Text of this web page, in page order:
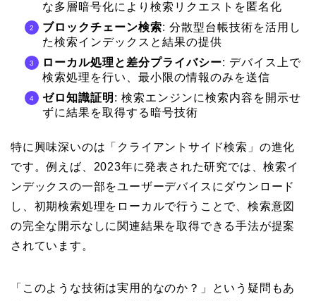
な多層暗号化により検索リクエストを匿名化
ブロックチェーン検索: 分散型台帳技術を活用し
た検索インデックスと結果の提供
ローカル処理と差分プライバシー: デバイス上で
検索処理を行い、最小限の情報のみを送信
ゼロ知識証明 : 検索エンジンに検索内容を開示せ
ずに結果を取得する暗号技術
特に興味深いのは「クライアントサイド検索」の進化
です。例えば、2023年に発表された研究では、検索イ
ンデックスの一部をユーザーデバイスにダウンロード
し、初期検索処理をローカルで行うことで、検索意図
の完全な開示なしに関連結果を取得できる手法が提案
されています。
「このような技術は実用的なのか？」という疑問もあ